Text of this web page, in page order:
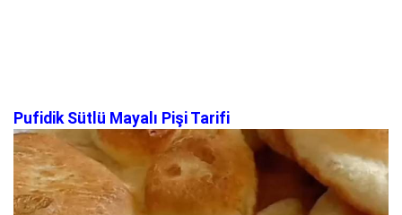
Pufidik Sütlü Mayalı Pişi Tarifi